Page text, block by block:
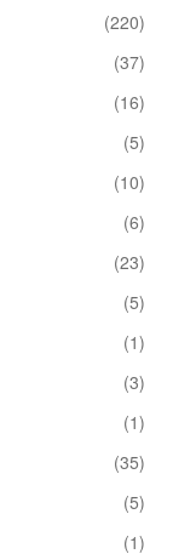
(220)
(37)
(16)
(5)
(10)
(6)
(23)
(5)
(1)
(3)
(1)
(35)
(5)
(1)